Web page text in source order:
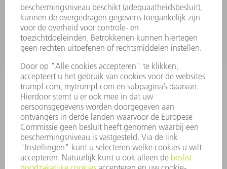
SECTOREN
ONDERNEMING
CARRIÈRE
VACATURES
BEDRIJFSPROFIEL
JAARVERSLAG
BEDRIJFSPRINCIPES
COMPLIANCE
KLOKKENLUIDERSYSTEEM
BEVEILIGING
PERSBERICHTEN
TIJDSCHRIFTEN
DUURZAAMHEID
MILIEU EN KLIMAAT
SAMENLEVING EN ONDERNEMING